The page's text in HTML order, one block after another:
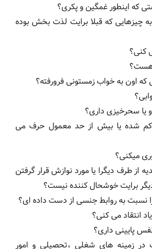
که اینطور غمگین و پکری؟
به چیزهایی که قبلا برایت لذت بخش بوده
کنی؟
هست؟
که اون به خواب زمستونی فرورفته؟
یا سحرخیزی داری؟
کم شده یا بیش از حد معمول حرف می
میکنی؟
از طرف دیگرا یا مورد نوازش قرار گرفتن
برایت خوشحال کننده نیست؟
را نسبت به روابط جنسی از دست داده ای؟
انتقاد می کنی؟
نفس پایینی داری؟
در زمینه های شغلی ،تحصیلی و امور